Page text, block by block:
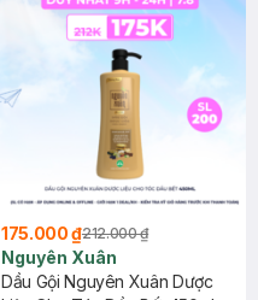
175.000 ₫212.000 ₫
Nguyên Xuân
Dầu Gội Nguyên Xuân Dược